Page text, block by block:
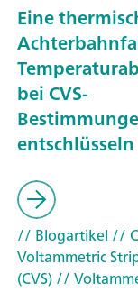
Eine
bei CVS-
entschlüsseln
// Blogartikel //
Voltammetric
(CVS)//